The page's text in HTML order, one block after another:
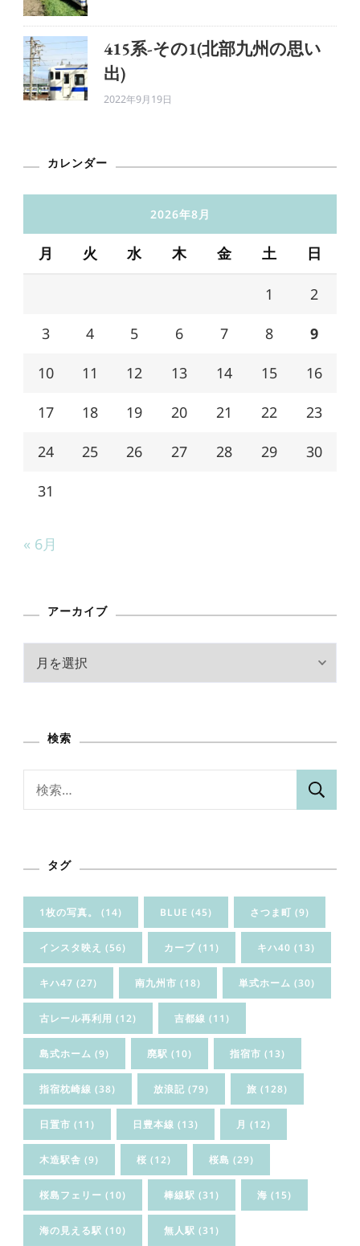
415系-その1(北部九州の思い
出)
2022年9月19日
カレンダー
2026年8月
月 火 水 木 金 土 日
1 2
3 4 5 6 7 8 9
10 11 12 13 14 15 16
17 18 19 20 21 22 23
24 25 26 27 28 29 30
31
« 6月
アーカイブ
ブ
検索
タグ
1枚の写真。 (14) BLUE (45) さつま町 (9)
インスタ映え (56) カーブ (11) キハ40 (13)
キハ47 (27) 南九州市 (18) 単式ホーム (30)
古レール再利用 (12) 吉都線 (11)
島式ホーム (9) 廃駅 (10) 指宿市 (13)
指宿枕崎線 (38) 放浪記 (79) 旅 (128)
日置市 (11) 日豊本線 (13) 月 (12)
木造駅舎 (9) 桜 (12) 桜島 (29)
桜島フェリー (10) 棒線駅 (31) 海 (15)
海の見える駅 (10) 無人駅 (31)